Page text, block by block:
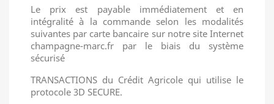
Le prix est payable immédiatement et en
intégralité à la commande selon les modalités
suivantes par carte bancaire sur notre site Internet
champagne-marc.fr par le biais du système
sécurisé
TRANSACTIONS du Crédit Agricole qui utilise le
protocole 3D SECURE.